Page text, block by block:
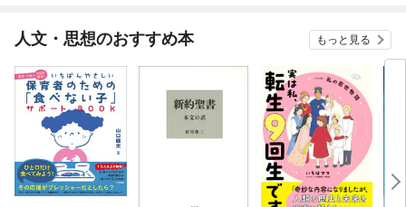
人文・思想のおすすめ本 もっと見る